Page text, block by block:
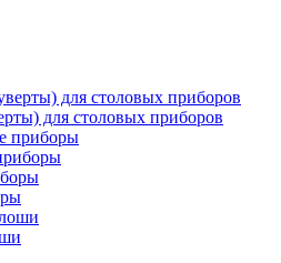
для столовых приборов